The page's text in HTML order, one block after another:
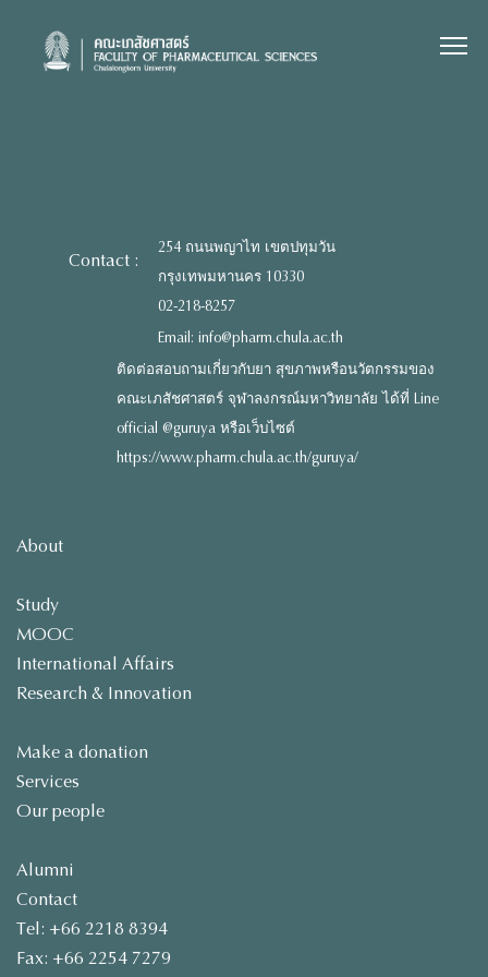
content
Contact :
254 ถนนพญาไท เขตปทุมวัน
กรุงเทพมหานคร 10330
02-218-8257
Email: info@pharm.chula.ac.th
ติดต่อสอบถามเกี่ยวกับยา สุขภาพหรือนวัตกรรมของ
คณะเภสัชศาสตร์ จุฬาลงกรณ์มหาวิทยาลัย ได้ที่ Line
official @guruya หรือเว็บไซต์
https://www.pharm.chula.ac.th/guruya/
About
Study
MOOC
International Affairs
Research & Innovation
Make a donation
Services
Our people
Alumni
Contact
Tel: +66 2218 8394
Fax: +66 2254 7279